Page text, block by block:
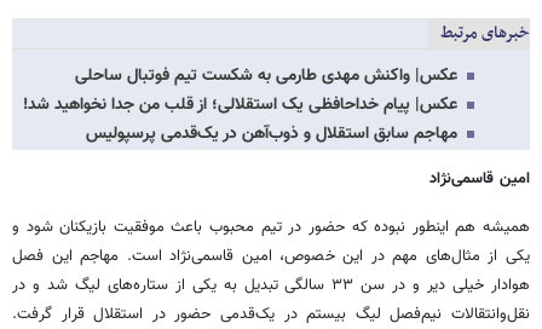
خبرهای مرتبط
عکس‌| واکنش مهدی طارمی به شکست تیم فوتبال ساحلی
عکس‌| پیام خداحافظی یک استقلالی؛ از قلب من جدا نخواهید شد!
مهاجم سابق استقلال و ذوب‌آهن در یک‌قدمی پرسپولیس
امین قاسمی‌نژاد
همیشه هم اینطور نبوده که حضور در تیم محبوب باعث موفقیت بازیکنان شود و
یکی از مثال‌های مهم در این خصوص، امین قاسمی‌نژاد است. مهاجم این فصل
هوادار خیلی دیر و در سن ۳۳ سالگی تبدیل به یکی از ستاره‌های لیگ شد و در
نقل‌وانتقالات نیم‌فصل لیگ بیستم در یک‌قدمی حضور در استقلال قرار گرفت.